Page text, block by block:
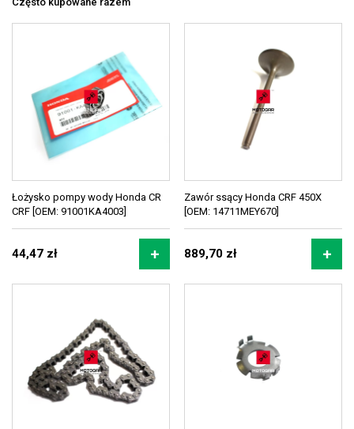
Łożysko pompy wody Honda CR
CRF [OEM: 91001KA4003]
44,47 zł
Zawór ssący Honda CRF 450X
[OEM: 14711MEY670]
889,70 zł